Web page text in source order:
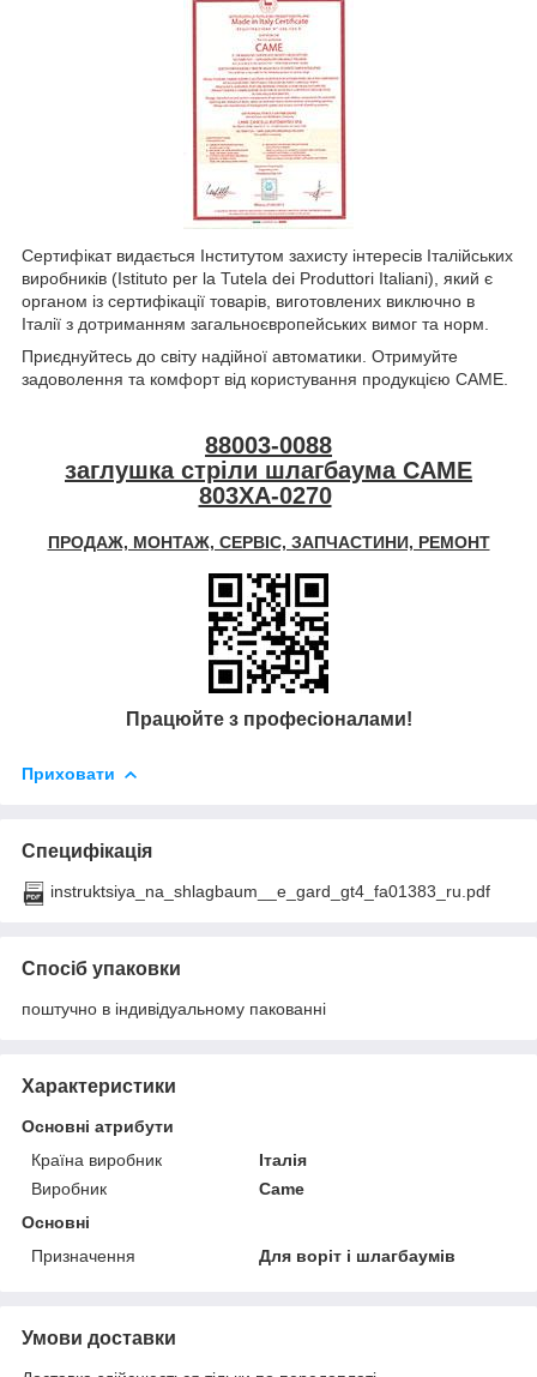
Сертифікат видається Інститутом захисту інтересів Італійських
виробників (Istituto per la Tutela dei Produttori Italiani), який є
органом із сертифікації товарів, виготовлених виключно в
Італії з дотриманням загальноєвропейських вимог та норм.
Приєднуйтесь до світу надійної автоматики. Отримуйте
задоволення та комфорт від користування продукцією CAME.
88003-0088
заглушка стріли шлагбаума CAME
803XA-0270
ПРОДАЖ, МОНТАЖ, СЕРВІС, ЗАПЧАСТИНИ, РЕМОНТ
Працюйте з професіоналами!
Приховати
Специфікація
instruktsiya_na_shlagbaum__e_gard_gt4_fa01383_ru.pdf
Спосіб упаковки
поштучно в індивідуальному пакованні
Характеристики
Основні атрибути
Країна виробник
Італія
Виробник
Came
Основні
Призначення
Для воріт і шлагбаумів
Умови доставки